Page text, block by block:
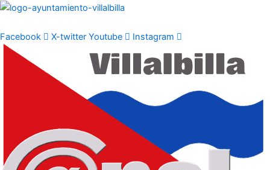
Ir
contenido
Facebook X-twitter Youtube Instagram